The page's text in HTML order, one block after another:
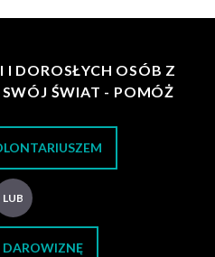
I DOROSŁYCH OSÓB Z
ŚWIAT - POMÓŻ
LUB
DAROWIZNĘ